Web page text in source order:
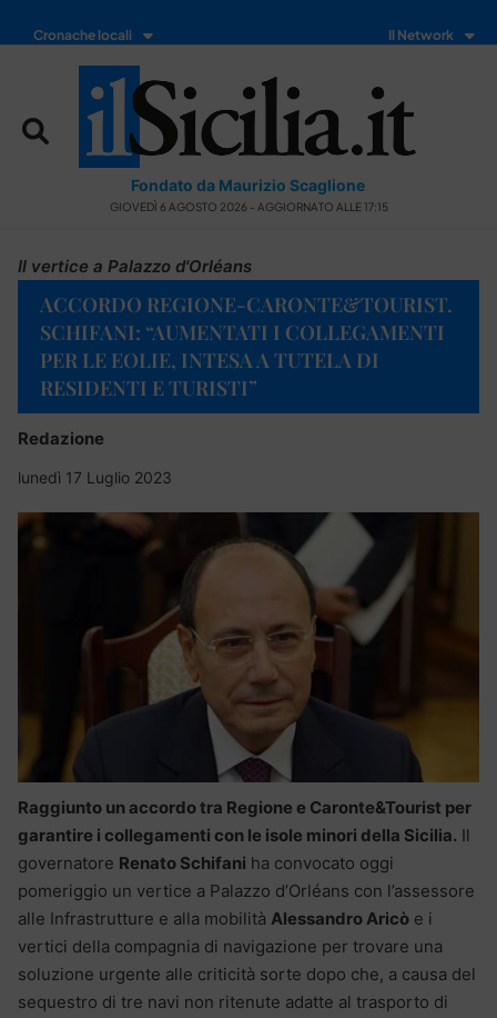
Cronache locali Il Network
Fondato da Maurizio Scaglione
GIOVEDÌ 6 AGOSTO 2026 - AGGIORNATO ALLE 17:15
Il vertice a Palazzo d'Orléans
ACCORDO REGIONE-CARONTE&TOURIST.
SCHIFANI: “AUMENTATI I COLLEGAMENTI
PER LE EOLIE, INTESA A TUTELA DI
RESIDENTI E TURISTI”
Redazione
lunedì 17 Luglio 2023
Raggiunto un accordo tra Regione e Caronte&Tourist per
garantire i collegamenti con le isole minori della Sicilia. Il
governatore Renato Schifani ha convocato oggi
pomeriggio un vertice a Palazzo d’Orléans con l’assessore
alle Infrastrutture e alla mobilità Alessandro Aricò e i
vertici della compagnia di navigazione per trovare una
soluzione urgente alle criticità sorte dopo che, a causa del
sequestro di tre navi non ritenute adatte al trasporto di